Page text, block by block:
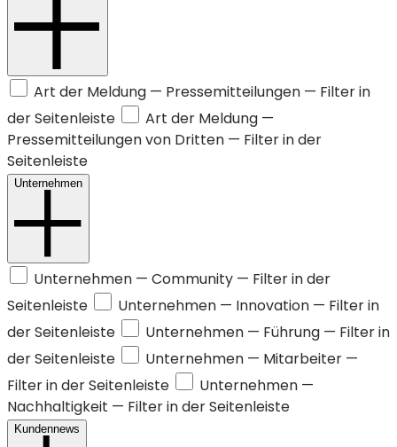
Art der Meldung — Pressemitteilungen — Filter in
der Seitenleiste
Art der Meldung —
Pressemitteilungen von Dritten — Filter in der
Seitenleiste
Unternehmen
Unternehmen — Community — Filter in der
Seitenleiste
Unternehmen — Innovation — Filter in
der Seitenleiste
Unternehmen — Führung — Filter in
der Seitenleiste
Unternehmen — Mitarbeiter —
Filter in der Seitenleiste
Unternehmen —
Nachhaltigkeit — Filter in der Seitenleiste
Kundennews